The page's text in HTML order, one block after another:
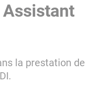
la prestation de